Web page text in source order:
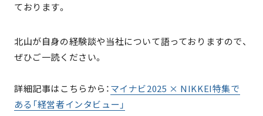
ております。
北山が自身の経験談や当社について語っておりますので、
ぜひご一読ください。
詳細記事はこちらから：マイナビ2025 × NIKKEI特集で
ある「経営者インタビュー」